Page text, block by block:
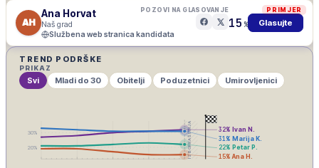
PRIMJER
AH
Ana Horvat
Naš grad
POZOVI NA GLASOVANJE
Službena web stranica kandidata
15 % Glasujte
TREND PODRŠKE
PRIKAZ
Svi Mladi do 30 Obitelji Poduzetnici Umirovljenici
IZBORNA ŠUTNJA
20%
30% 32% Ivan N.
31% Marija K.
22% Petar P.
15% Ana H.